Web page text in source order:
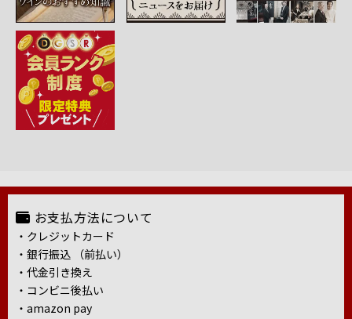
お支払方法について
・クレジットカード
・銀行振込 （前払い）
・代金引き換え
・コンビニ後払い
・amazon pay